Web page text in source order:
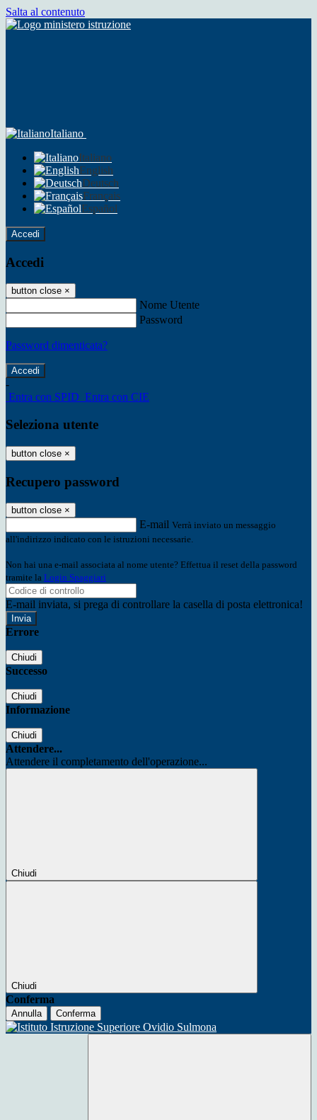
Salta al contenuto
Italiano
Italiano
English
Deutsch
Français
Español
Accedi
Accedi
button close ×
Nome Utente
Password
Password dimenticata?
-
Entra con SPID Entra con CIE
Seleziona utente
button close ×
Recupero password
button close ×
E-mail Verrà inviato un messaggio
all'indirizzo indicato con le istruzioni necessarie.
Non hai una e-mail associata al nome utente? Effettua il reset della password
tramite la Login Spaggiari
E-mail inviata, si prega di controllare la casella di posta elettronica!
Errore
Chiudi
Successo
Chiudi
Informazione
Chiudi
Attendere...
Attendere il completamento dell'operazione...
Chiudi
Chiudi
Conferma
Annulla Conferma